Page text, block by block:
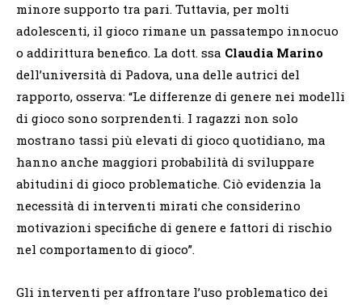
minore supporto tra pari. Tuttavia, per molti
adolescenti, il gioco rimane un passatempo innocuo
o addirittura benefico. La dott. ssa Claudia Marino
dell’università di Padova, una delle autrici del
rapporto, osserva: “Le differenze di genere nei modelli
di gioco sono sorprendenti. I ragazzi non solo
mostrano tassi più elevati di gioco quotidiano, ma
hanno anche maggiori probabilità di sviluppare
abitudini di gioco problematiche. Ciò evidenzia la
necessità di interventi mirati che considerino
motivazioni specifiche di genere e fattori di rischio
nel comportamento di gioco”.
Gli interventi per affrontare l’uso problematico dei